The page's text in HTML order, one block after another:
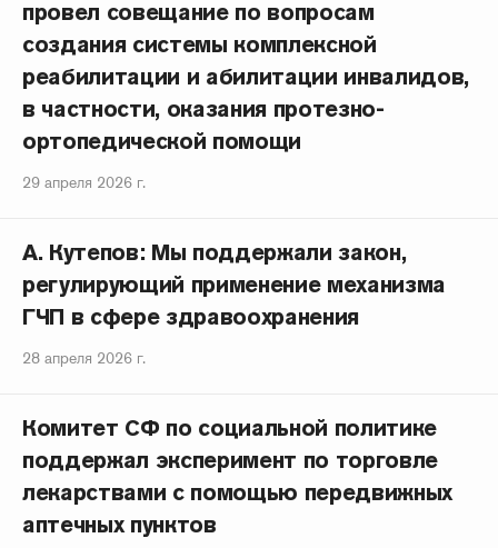
провел совещание по вопросам
создания системы комплексной
реабилитации и абилитации инвалидов,
в частности, оказания протезно-
ортопедической помощи
29 апреля 2026 г.
А. Кутепов: Мы поддержали закон,
регулирующий применение механизма
ГЧП в сфере здравоохранения
28 апреля 2026 г.
Комитет СФ по социальной политике
поддержал эксперимент по торговле
лекарствами с помощью передвижных
аптечных пунктов